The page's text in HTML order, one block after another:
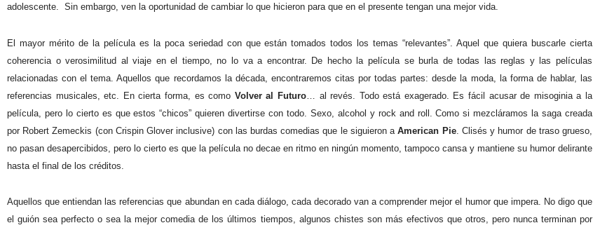
adolescente. Sin embargo, ven la oportunidad de cambiar lo que hicieron para que en el presente tengan una mejor vida.
El mayor mérito de la película es la poca seriedad con que están tomados todos los temas “relevantes”. Aquel que quiera buscarle cierta
coherencia o verosimilitud al viaje en el tiempo, no lo va a encontrar. De hecho la película se burla de todas las reglas y las películas
relacionadas con el tema. Aquellos que recordamos la década, encontraremos citas por todas partes: desde la moda, la forma de hablar, las
referencias musicales, etc. En cierta forma, es como Volver al Futuro… al revés. Todo está exagerado. Es fácil acusar de misoginia a la
película, pero lo cierto es que estos “chicos” quieren divertirse con todo. Sexo, alcohol y rock and roll. Como si mezcláramos la saga creada
por Robert Zemeckis (con Crispin Glover inclusive) con las burdas comedias que le siguieron aAmerican Pie. Clisés y humor de traso grueso,
no pasan desapercibidos, pero lo cierto es que la película no decae en ritmo en ningún momento, tampoco cansa y mantiene su humor delirante
hasta el final de los créditos.
Aquellos que entiendan las referencias que abundan en cada diálogo, cada decorado van a comprender mejor el humor que impera. No digo que
el guión sea perfecto o sea la mejor comedia de los últimos tiempos, algunos chistes son más efectivos que otros, pero nunca terminan por